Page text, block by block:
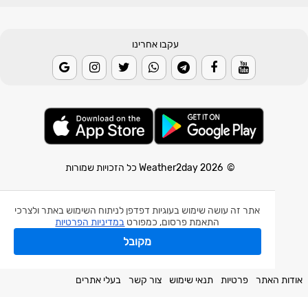
אתר זה עושה שימוש בעוגיות דפדפן לניתוח השימוש באתר ולצרכי
התאמת פרסום, כמפורט במדיניות הפרטיות
מקובל
עקבו אחרינו
© 2026 Weather2day כל הזכויות שמורות
אפליקצית מזג אוויר
אפליקצית רעידת אדמה
אפליקצית מכ"ם גשם
חלק מהנתונים באדיבות השירות המטאורולוגי הישראלי.
אודות האתר פרטיות תנאי שימוש צור קשר בעלי אתרים